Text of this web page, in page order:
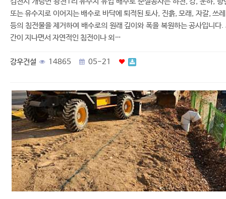
또는 유수지로 이어지는 배수로 바닥에 퇴적된 토사, 진흙, 모래, 자갈, 쓰
등의 침전물을 제거하여 배수로의 원래 깊이와 폭을 복원하는 공사입니다.
간이 지나면서 자연적인 침전이나 외…
강우건설 14865 05-21